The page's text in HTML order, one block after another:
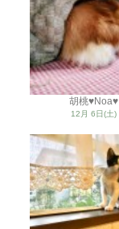
胡桃♥Noa♥
12月 6日(土)